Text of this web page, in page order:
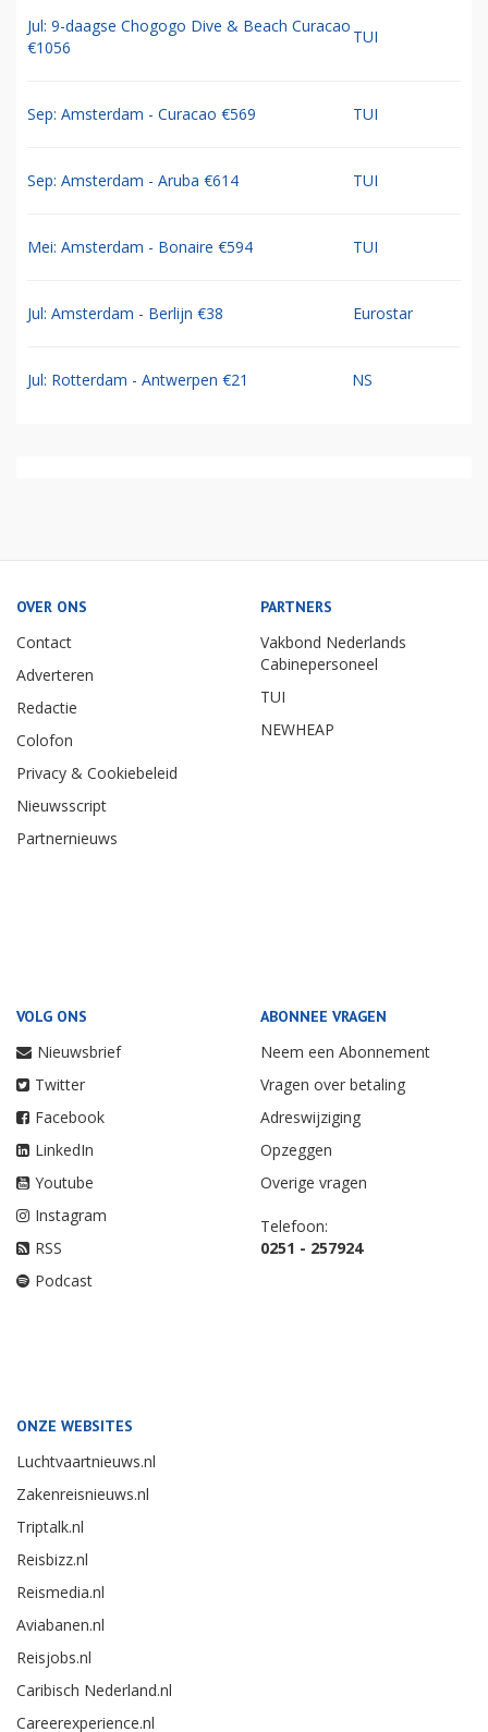
Jul: 9-daagse Chogogo Dive & Beach Curacao
€1056
TUI
Sep: Amsterdam - Curacao €569 TUI
Sep: Amsterdam - Aruba €614 TUI
Mei: Amsterdam - Bonaire €594 TUI
Jul: Amsterdam - Berlijn €38 Eurostar
Jul: Rotterdam - Antwerpen €21 NS
OVER ONS
Contact
Adverteren
Redactie
Colofon
Privacy & Cookiebeleid
Nieuwsscript
Partnernieuws
PARTNERS
Vakbond Nederlands
Cabinepersoneel
TUI
NEWHEAP
VOLG ONS
Nieuwsbrief
Twitter
Facebook
LinkedIn
Youtube
Instagram
RSS
Podcast
ABONNEE VRAGEN
Neem een Abonnement
Vragen over betaling
Adreswijziging
Opzeggen
Overige vragen
Telefoon:
0251 - 257924
ONZE WEBSITES
Luchtvaartnieuws.nl
Zakenreisnieuws.nl
Triptalk.nl
Reisbizz.nl
Reismedia.nl
Aviabanen.nl
Reisjobs.nl
Caribisch Nederland.nl
Careerexperience.nl